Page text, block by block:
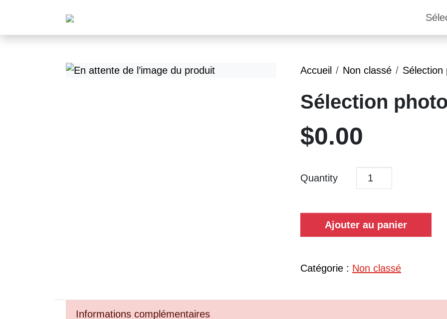
Accueil Non classé Sélection
Sélection
$0.00
Quantity
Ajouter au panier
Catégorie : Non classé
Informations complémentaires